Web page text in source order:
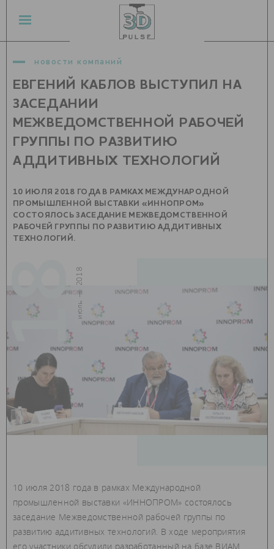
новости компаний
ЕВГЕНИЙ КАБЛОВ ВЫСТУПИЛ НА
ЗАСЕДАНИИ
МЕЖВЕДОМСТВЕННОЙ РАБОЧЕЙ
ГРУППЫ ПО РАЗВИТИЮ
АДДИТИВНЫХ ТЕХНОЛОГИЙ
10 ИЮЛЯ 2018 ГОДА В РАМКАХ МЕЖДУНАРОДНОЙ
ПРОМЫШЛЕННОЙ ВЫСТАВКИ «ИННОПРОМ»
СОСТОЯЛОСЬ ЗАСЕДАНИЕ МЕЖВЕДОМСТВЕННОЙ
РАБОЧЕЙ ГРУППЫ ПО РАЗВИТИЮ АДДИТИВНЫХ
ТЕХНОЛОГИЙ.
18
июль — 2018
10 июля 2018 года в рамках Международной
промышленной выставки «ИННОПРОМ» состоялось
заседание Межведомственной рабочей группы по
развитию аддитивных технологий. В ходе мероприятия
его участники обсудили разработанный на базе ВИАМ